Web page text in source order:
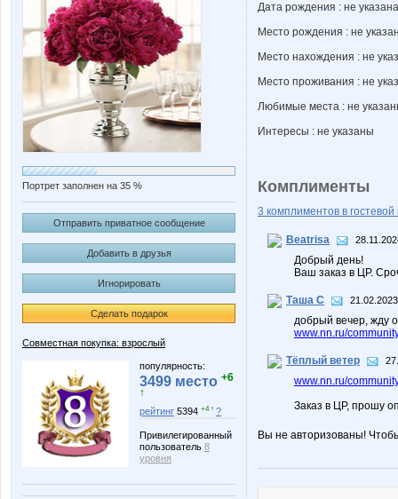
Портрет заполнен на 35 %
Отправить приватное сообщение
Добавить в друзья
Игнорировать
Сделать подарок
Совместная покупка: взрослый
популярность:
3499 место +6
↑
рейтинг 5394 +4 ↑ ?
Привилегированный
пользователь 8
уровня
Дата рождения : не указана
Место рождения : не
Место нахождения : не
Место проживания : не
Любимые места : не
Интересы : не указаны
Комплименты
3 комплиментов в гостевой
Beatrisa
Добрый день!
Ваш заказ в ЦР.
Таша С
добрый вечер, жду
www.nn.ru/
Тёплый ветер
www.nn.ru/
Заказ в ЦР, прошу
Вы не авторизованы!